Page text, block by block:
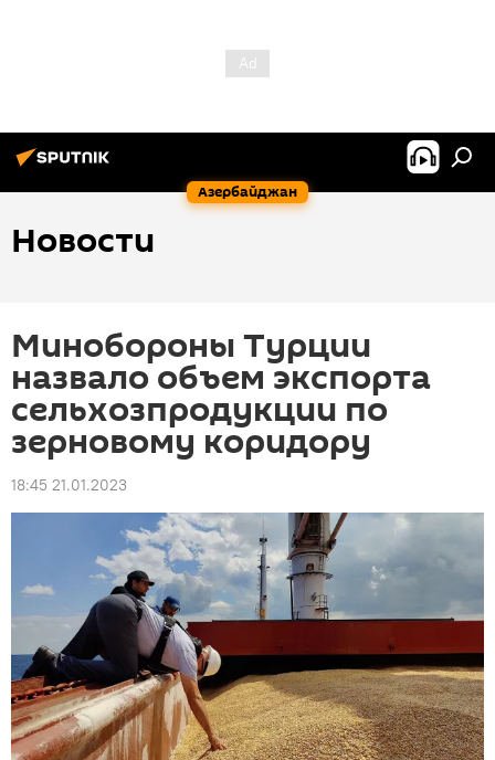
Азербайджан
Новости
Минобороны Турции
назвало объем экспорта
сельхозпродукции по
зерновому коридору
18:45 21.01.2023